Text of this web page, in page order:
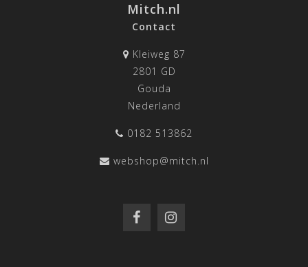
Mitch.nl
Contact
Kleiweg 87
2801 GD
Gouda
Nederland
0182 513862
webshop@mitch.nl